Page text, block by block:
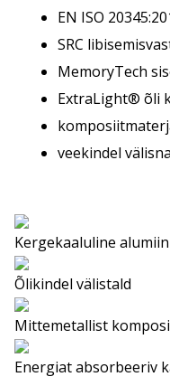
EN ISO
SRC
MemoryTech
ExtraLight® õli
veekindel
Kergekaaluline
Õlikindel välistald
Mittemetallist
Energiat absorbeeriv